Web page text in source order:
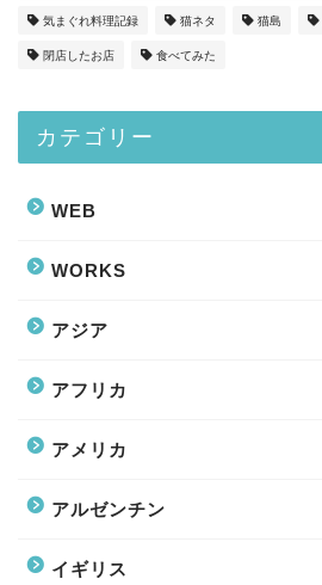
気まぐれ料理記録 猫ネタ 猫島
閉店したお店 食べてみた
カテゴリー
WEB
WORKS
アジア
アフリカ
アメリカ
アルゼンチン
イギリス